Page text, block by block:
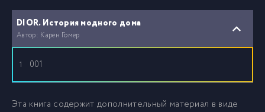
DIOR. История модного дома
Автор: Карен Гомер
1 001
Эта книга содержит дополнительный материал в виде